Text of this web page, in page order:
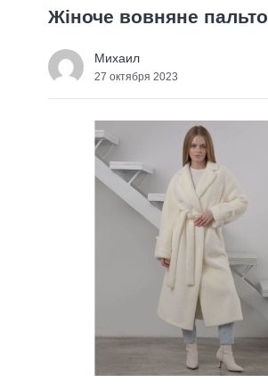
Жіноче вовняне пальто
Михаил
27 октября 2023